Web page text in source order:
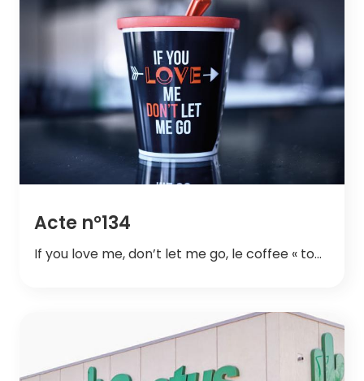
Acte n°134
If you love me, don’t let me go, le coffee « to…